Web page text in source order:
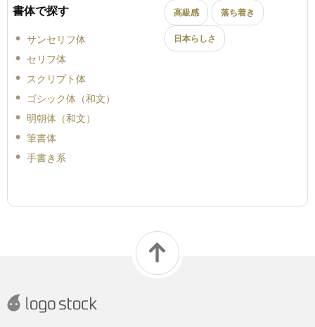
書体で探す
サンセリフ体
セリフ体
スクリプト体
ゴシック体（和文）
明朝体（和文）
筆書体
手書き系
高級感 落ち着き
日本らしさ